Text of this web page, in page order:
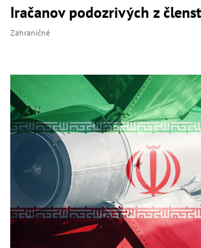
Iračanov podozrivých z
Zahraničné